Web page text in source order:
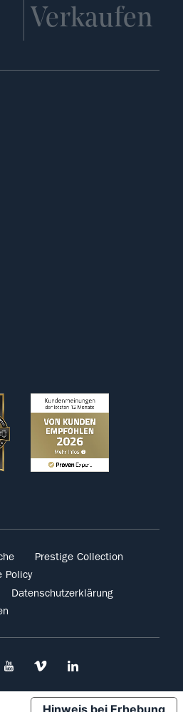
Verkaufen
Prestige Collection
Policy
Datenschutzerklärung